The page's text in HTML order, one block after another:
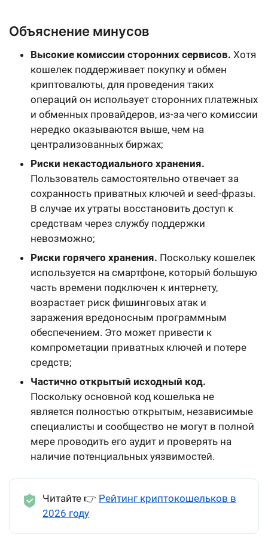
Объяснение минусов
Высокие комиссии сторонних сервисов. Хотя
кошелек поддерживает покупку и обмен
криптовалюты, для проведения таких
операций он использует сторонних платежных
и обменных провайдеров, из-за чего комиссии
нередко оказываются выше, чем на
централизованных биржах;
Риски некастодиального хранения.
Пользователь самостоятельно отвечает за
сохранность приватных ключей и seed-фразы.
В случае их утраты восстановить доступ к
средствам через службу поддержки
невозможно;
Риски горячего хранения. Поскольку кошелек
используется на смартфоне, который большую
часть времени подключен к интернету,
возрастает риск фишинговых атак и
заражения вредоносным программным
обеспечением. Это может привести к
компрометации приватных ключей и потере
средств;
Частично открытый исходный код.
Поскольку основной код кошелька не
является полностью открытым, независимые
специалисты и сообщество не могут в полной
мере проводить его аудит и проверять на
наличие потенциальных уязвимостей.
Читайте 👉 Рейтинг криптокошельков в
2026 году